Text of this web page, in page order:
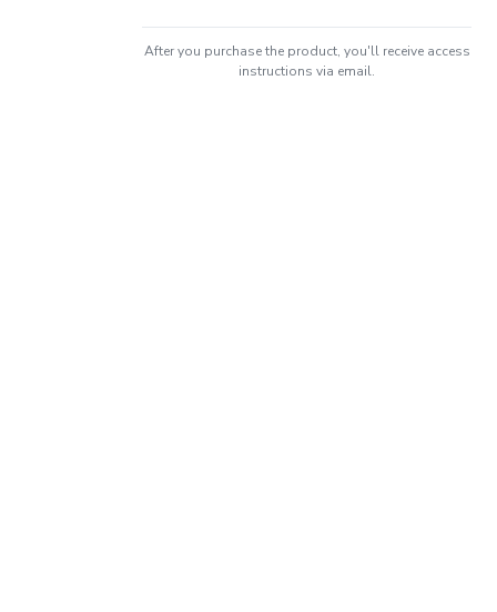
After you purchase the product, you'll receive access
instructions via email.